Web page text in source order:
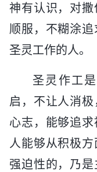
神有认识，对
顺服，不糊涂
圣灵工作的人。
圣灵作工
启，不让人消
心志，能够追求
人能够从积极
强迫性的，乃是